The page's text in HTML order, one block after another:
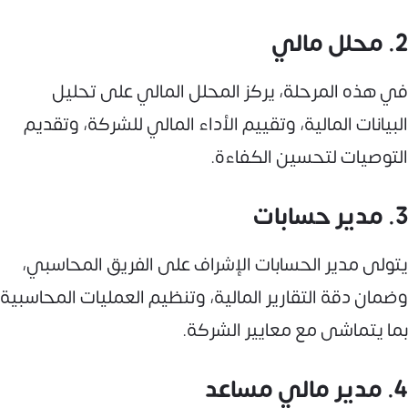
2. محلل مالي
في هذه المرحلة، يركز المحلل المالي على تحليل
البيانات المالية، وتقييم الأداء المالي للشركة، وتقديم
التوصيات لتحسين الكفاءة.
3. مدير حسابات
يتولى مدير الحسابات الإشراف على الفريق المحاسبي،
وضمان دقة التقارير المالية، وتنظيم العمليات المحاسبية
بما يتماشى مع معايير الشركة.
4. مدير مالي مساعد